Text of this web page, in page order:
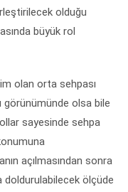
olduğu
büyük rol
olan orta sehpası
olsa bile
sayesinde sehpa
açılmasından sonra
doldurulabilecek ölçüde